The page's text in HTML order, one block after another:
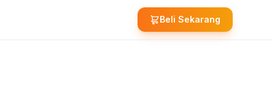
Beli Sekarang